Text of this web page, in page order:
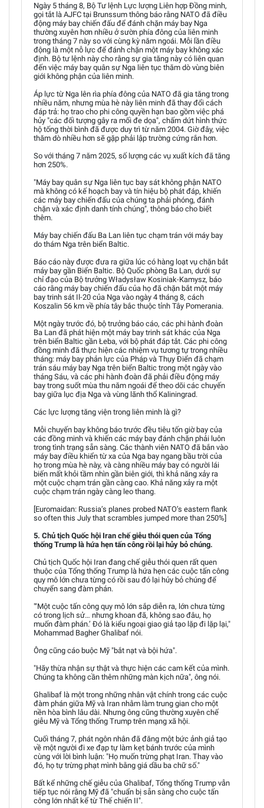
Ngày 5 tháng 8, Bộ Tư lệnh Lực lượng Liên hợp Đồng minh,
gọi tắt là AJFC tại Brunssum thông báo rằng NATO đã điều
động máy bay chiến đấu để đánh chặn máy bay Nga
thường xuyên hơn nhiều ở sườn phía đông của liên minh
trong tháng 7 này so với cùng kỳ năm ngoái. Mỗi lần điều
động là một nỗ lực để đánh chặn một máy bay không xác
định. Bộ tư lệnh này cho rằng sự gia tăng này có liên quan
đến việc máy bay quân sự Nga liên tục thăm dò vùng biên
giới không phận của liên minh.
Áp lực từ Nga lên rìa phía đông của NATO đã gia tăng trong
nhiều năm, nhưng mùa hè này liên minh đã thay đổi cách
đáp trả: họ trao cho phi công quyền hạn bao gồm việc phá
hủy "các đối tượng gây ra mối đe dọa", chấm dứt hình thức
hộ tống thời bình đã được duy trì từ năm 2004. Giờ đây, việc
thăm dò nhiều hơn sẽ gặp phải lập trường cứng rắn hơn.
So với tháng 7 năm 2025, số lượng các vụ xuất kích đã tăng
hơn 250%.
"Máy bay quân sự Nga liên tục bay sát không phận NATO
mà không có kế hoạch bay và tín hiệu bộ phát đáp, khiến
các máy bay chiến đấu của chúng ta phải phóng, đánh
chặn và xác định danh tính chúng", thông báo cho biết
thêm.
Máy bay chiến đấu Ba Lan liên tục chạm trán với máy bay
do thám Nga trên biển Baltic.
Báo cáo này được đưa ra giữa lúc có hàng loạt vụ chặn bắt
máy bay gần Biển Baltic. Bộ Quốc phòng Ba Lan, dưới sự
chỉ đạo của Bộ trưởng Władysław Kosiniak-Kamysz, báo
cáo rằng máy bay chiến đấu của họ đã chặn bắt một máy
bay trinh sát Il-20 của Nga vào ngày 4 tháng 8, cách
Koszalin 56 km về phía tây bắc thuộc tỉnh Tây Pomerania.
Một ngày trước đó, bộ trưởng báo cáo, các phi hành đoàn
Ba Lan đã phát hiện một máy bay trinh sát khác của Nga
trên biển Baltic gần Łeba, với bộ phát đáp tắt. Các phi công
đồng minh đã thực hiện các nhiệm vụ tương tự trong nhiều
tháng: máy bay phản lực của Pháp và Thụy Điển đã chạm
trán sáu máy bay Nga trên biển Baltic trong một ngày vào
tháng Sáu, và các phi hành đoàn đã phải điều động máy
bay trong suốt mùa thu năm ngoái để theo dõi các chuyến
bay giữa lục địa Nga và vùng lãnh thổ Kaliningrad.
Các lực lượng tăng viện trong liên minh là gì?
Mỗi chuyến bay không báo trước đều tiêu tốn giờ bay của
các đồng minh và khiến các máy bay đánh chặn phải luôn
trong tình trạng sẵn sàng. Các thành viên NATO đã bắn vào
máy bay điều khiển từ xa của Nga bay ngang bầu trời của
họ trong mùa hè này, và càng nhiều máy bay có người lái
biến mất khỏi tầm nhìn gần biên giới, thì khả năng xảy ra
một cuộc chạm trán gần càng cao. Khả năng xảy ra một
cuộc chạm trán ngày càng leo thang.
[Euromaidan: Russia’s planes probed NATO’s eastern flank
so often this July that scrambles jumped more than 250%]
5. Chủ tịch Quốc hội Iran chế giễu thói quen của Tổng
thống Trump là hứa hẹn tấn công rồi lại hủy bỏ chúng.
Chủ tịch Quốc hội Iran đang chế giễu thói quen rất quen
thuộc của Tổng thống Trump là hứa hẹn các cuộc tấn công
quy mô lớn chưa từng có rồi sau đó lại hủy bỏ chúng để
chuyển sang đàm phán.
"‘Một cuộc tấn công quy mô lớn sắp diễn ra, lớn chưa từng
có trong lịch sử… nhưng khoan đã, không sao đâu, họ
muốn đàm phán.’ Đó là kiểu ngoại giao giả tạo lặp đi lặp lại,"
Mohammad Bagher Ghalibaf nói.
Ông cũng cáo buộc Mỹ "bắt nạt và bội hứa".
"Hãy thừa nhận sự thật và thực hiện các cam kết của mình.
Chúng ta không cần thêm những màn kịch nữa", ông nói.
Ghalibaf là một trong những nhân vật chính trong các cuộc
đàm phán giữa Mỹ và Iran nhằm làm trung gian cho một
nền hòa bình lâu dài. Nhưng ông cũng thường xuyên chế
giễu Mỹ và Tổng thống Trump trên mạng xã hội.
Cuối tháng 7, phát ngôn nhân đã đăng một bức ảnh giả tạo
về một người đi xe đạp tự làm kẹt bánh trước của mình
cùng với lời bình luận: "Họ muốn trừng phạt Iran. Thay vào
đó, họ tự trừng phạt mình bằng giá dầu ba chữ số."
Bất kể những chế giễu của Ghalibaf, Tổng thống Trump vẫn
tiếp tục nói rằng Mỹ đã "chuẩn bị sẵn sàng cho cuộc tấn
công lớn nhất kể từ Thế chiến II".